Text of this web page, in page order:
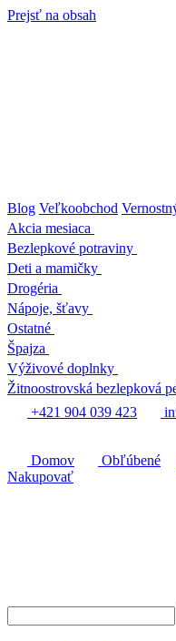
Prejsť na obsah
Blog Veľkoobchod
Akcia mesiaca
Bezlepkové potraviny
Deti a mamičky
Drogéria
Nápoje, šťavy
Ostatné
Špajza
Výživové doplnky
Žitnoostrovská bezlepková
+421 904 039 423
Domov Obľúbené
Nakupovať